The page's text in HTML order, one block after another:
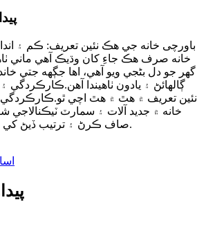
باورچی خانه جي هڪ نئين تعريف: ڪم ۽
خانه صرف هڪ جاءِ کان وڌيڪ آهي ماني
گهر جو دل بڻجي ويو آهي، اها جڳهه جتي
ڳالهائڻ ۽ يادون ٺاهيندا آهن.ڪارڪردگي
نئين تعريف ۾ هٿ ۾ هٿ اچي ٿو.ڪارڪردگي
خانه ۾ جديد آلات ۽ سمارٽ ٽيڪنالاجي
صاف ڪرڻ ۽ ترتيب ڏيڻ کي وڌيڪ موثر بڻائين ٿيون.